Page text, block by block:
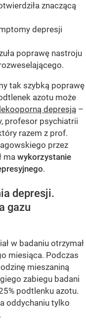
znaczącą
depresji
poprawę nastroju
tak szybką poprawę
azotu może
lekooporną depresją –
profesor psychiatrii
razem z prof.
przez
ma wykorzystanie
.
depresji.
gazu
w badaniu otrzymał
miesiąca. Podczas
mieszaniną
zabiegu badani
podtlenku azotu.
oddychaniu tylko